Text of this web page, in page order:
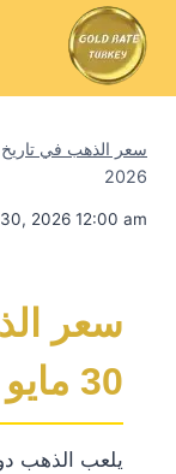
سعر الذهب في تاريخ
2026
2026 12:00 am
سعر
30 مايو 2026
يلعب الذهب